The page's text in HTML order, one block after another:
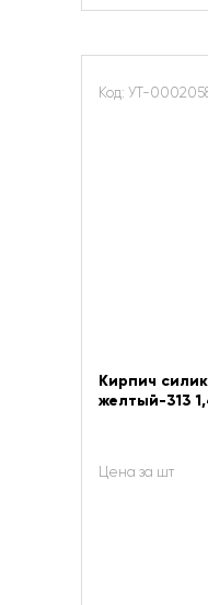
Код: УТ-
Кирпич
желтый-313
Цена за шт